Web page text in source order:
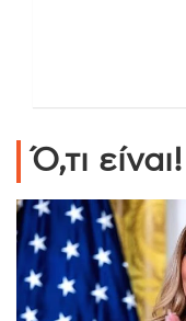
Ό,τι είναι!